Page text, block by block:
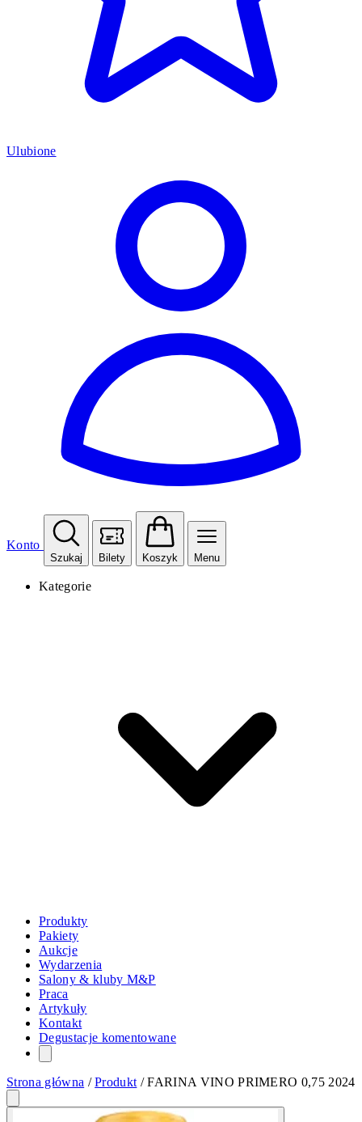
Ulubione
Konto
Szukaj Bilety Koszyk Menu
Kategorie
Produkty
Pakiety
Aukcje
Wydarzenia
Salony & kluby M&P
Praca
Artykuły
Kontakt
Degustacje komentowane
Strona główna /Produkt /FARINA VINO PRIMERO 0,75 2024